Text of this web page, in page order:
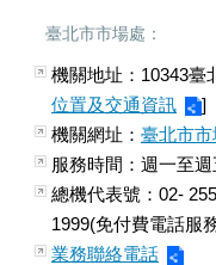
臺北市市場處：
機關地址： 10343臺
位置及交通資訊
]
機關網址： 臺北市市
服務時間： 週一至
總機代表號：02-
1999(免付費電話服
業務聯絡電話